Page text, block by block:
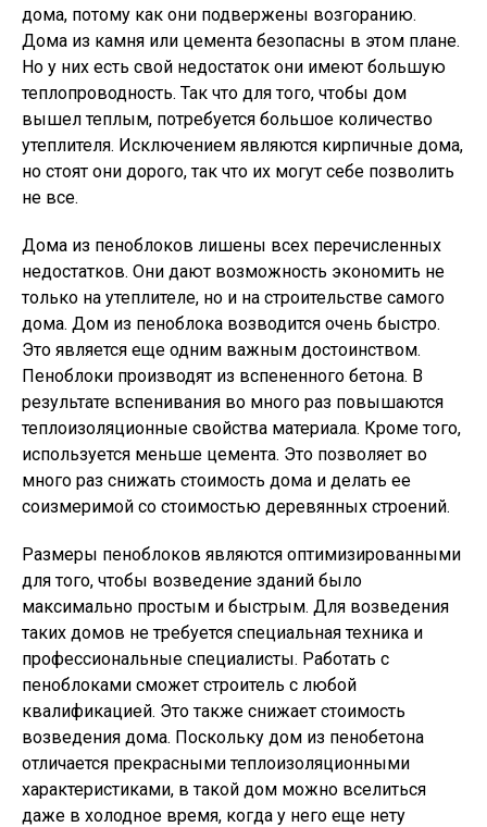
дома, потому как они подвержены возгоранию.
Дома из камня или цемента безопасны в этом плане.
Но у них есть свой недостаток они имеют большую
теплопроводность. Так что для того, чтобы дом
вышел теплым, потребуется большое количество
утеплителя. Исключением являются кирпичные дома,
но стоят они дорого, так что их могут себе позволить
не все.
Дома из пеноблоков лишены всех перечисленных
недостатков. Они дают возможность экономить не
только на утеплителе, но и на строительстве самого
дома. Дом из пеноблока возводится очень быстро.
Это является еще одним важным достоинством.
Пеноблоки производят из вспененного бетона. В
результате вспенивания во много раз повышаются
теплоизоляционные свойства материала. Кроме того,
используется меньше цемента. Это позволяет во
много раз снижать стоимость дома и делать ее
соизмеримой со стоимостью деревянных строений.
Размеры пеноблоков являются оптимизированными
для того, чтобы возведение зданий было
максимально простым и быстрым. Для возведения
таких домов не требуется специальная техника и
профессиональные специалисты. Работать с
пеноблоками сможет строитель с любой
квалификацией. Это также снижает стоимость
возведения дома. Поскольку дом из пенобетона
отличается прекрасными теплоизоляционными
характеристиками, в такой дом можно вселиться
даже в холодное время, когда у него еще нету